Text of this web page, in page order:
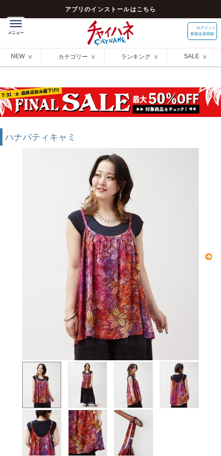
アプリのインストールはこちら
ログイン /
新規会員登録
NEW カテゴリー ランキング SALE
ハナバティキャミ